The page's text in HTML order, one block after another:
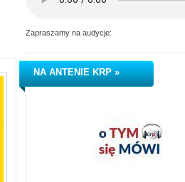
Zapraszamy na audycje:
NA ANTENIE KRP »